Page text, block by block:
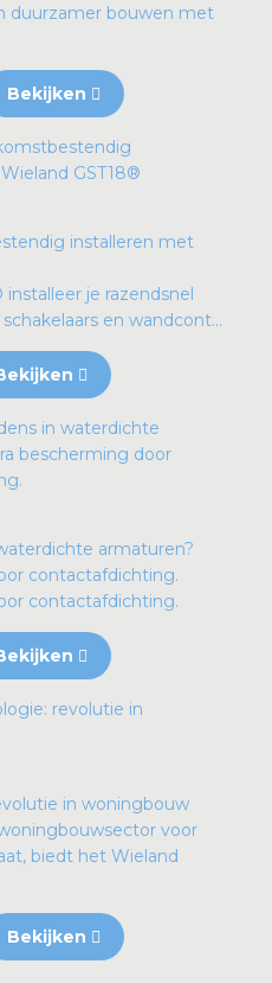
duurzamer bouwen met
Bekijken
installeren met
je razendsnel
en wandcont...
armaturen?
contactafdichting.
contactafdichting.
in woningbouw
voor
biedt het Wieland
Bekijken